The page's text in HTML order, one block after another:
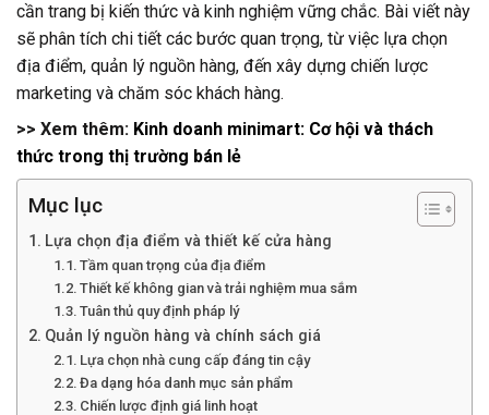
cần trang bị kiến thức và kinh nghiệm vững chắc. Bài viết này
sẽ phân tích chi tiết các bước quan trọng, từ việc lựa chọn
địa điểm, quản lý nguồn hàng, đến xây dựng chiến lược
marketing và chăm sóc khách hàng.
>> Xem thêm: Kinh doanh minimart: Cơ hội và thách
thức trong thị trường bán lẻ
Mục lục
Lựa chọn địa điểm và thiết kế cửa hàng
Tầm quan trọng của địa điểm
Thiết kế không gian và trải nghiệm mua sắm
Tuân thủ quy định pháp lý
Quản lý nguồn hàng và chính sách giá
Lựa chọn nhà cung cấp đáng tin cậy
Đa dạng hóa danh mục sản phẩm
Chiến lược định giá linh hoạt